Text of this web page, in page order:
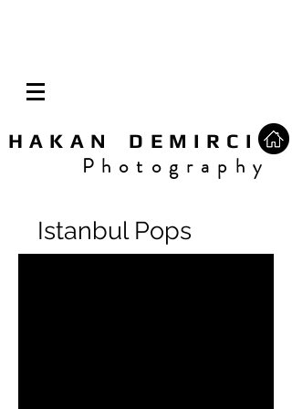
H A K A N D E M I R C I
P h o t o g r a p h y
Istanbul Pops